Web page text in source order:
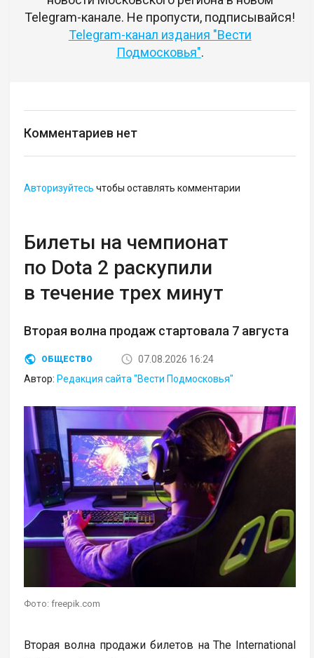
Telegram-канале. Не пропусти, подписывайся!
Telegram-канал издания "Вести
Подмосковья".
Комментариев нет
Авторизуйтесь чтобы оставлять комментарии
Билеты на чемпионат
по Dota 2 раскупили
в течение трех минут
Вторая волна продаж стартовала 7 августа
ОБЩЕСТВО
07.08.2026 16:24
Автор: Редакция сайта "Вести Подмосковья"
Фото: freepik.com
Вторая волна продажи билетов на The International